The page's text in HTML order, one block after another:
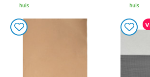
huis
huis